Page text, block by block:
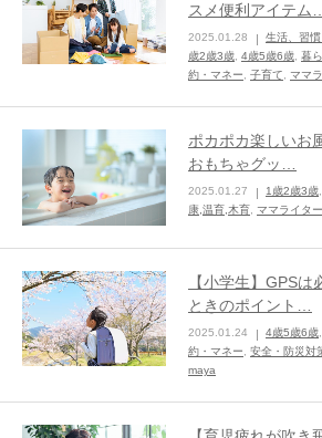
スメ便利アイテム…
2025.01.28 生活、習
歳2歳3歳 4歳5歳6歳 暮
約・マネー
子育て ママ
ポカポカ楽しいお
おもちゃグッ…
2025.01.27 1歳2歳3歳
康,温育,木育 ママライタ
【小学生】GPS
ときのポイント…
2025.01.24 4歳5歳6歳
約・マネー
安全・防災対
maya
セカンドキャリア
子育て
季節の行事やお出かけ
特集
ままてぃ編集部